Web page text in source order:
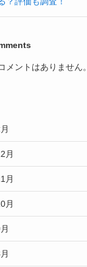
メントはありません。
月
月
月